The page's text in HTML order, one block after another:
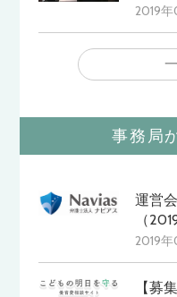
2019
事務局
運営
（
2019
【募